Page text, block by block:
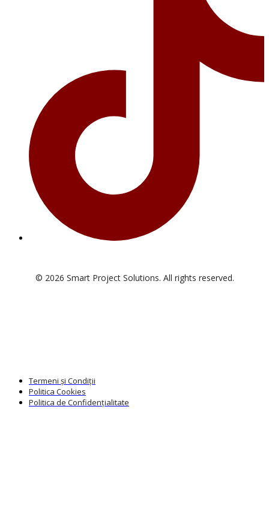
© 2026 Smart Project Solutions. All rights reserved.
Termeni și Condiții
Politica Cookies
Politica de Confidențialitate